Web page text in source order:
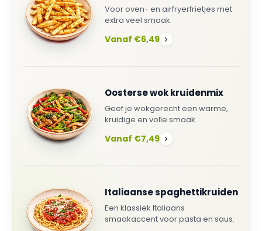
Voor oven- en airfryerfrietjes met
extra veel smaak.
Vanaf €6,49 ›
Oosterse wok kruidenmix
Geef je wokgerecht een warme,
kruidige en volle smaak.
Vanaf €7,49 ›
Italiaanse spaghettikruiden
Een klassiek Italiaans
smaakaccent voor pasta en saus.